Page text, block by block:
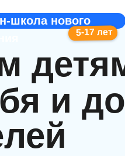
и
школа нового
5-17 лет